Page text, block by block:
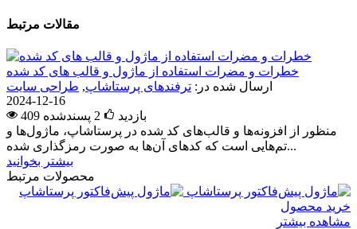
مقالات مرتبط
خطرات و مضرات استفاده از ماژول و قالب های کد شده
ارسال شده در: ترفندهای پرستاشاپ, طراحی سایت
2024-12-16
409 بازدید
2 پسندشده
منظور از افزونه‌ها و قالب‌های کد شده در پرستاشاپ، ماژول‌ها و
تم‌هایی است که کدهای آن‌ها به صورت رمزگذاری شده...
بیشتر بخوانید
محصولات مرتبط
خرید محصول
مشاهده بیشتر